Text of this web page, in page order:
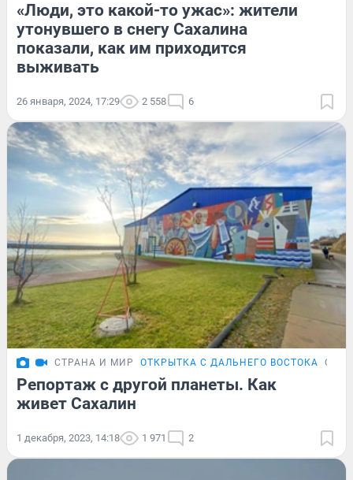
«Люди, это какой-то ужас»: жители
утонувшего в снегу Сахалина
показали, как им приходится
выживать
26 января, 2024, 17:29 2 558 6
СТРАНА И МИР ОТКРЫТКА С ДАЛЬНЕГО ВОСТОКА
Репортаж с другой планеты. Как
живет Сахалин
1 декабря, 2023, 14:18 1 971 2